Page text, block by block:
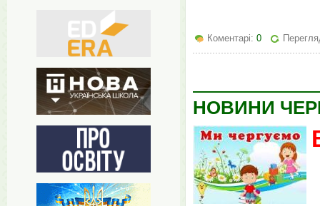
Коментарі: 0
НОВИНИ